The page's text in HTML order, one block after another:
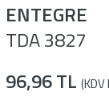
ENTEGRE
TDA 3827
96,96 TL (KDV